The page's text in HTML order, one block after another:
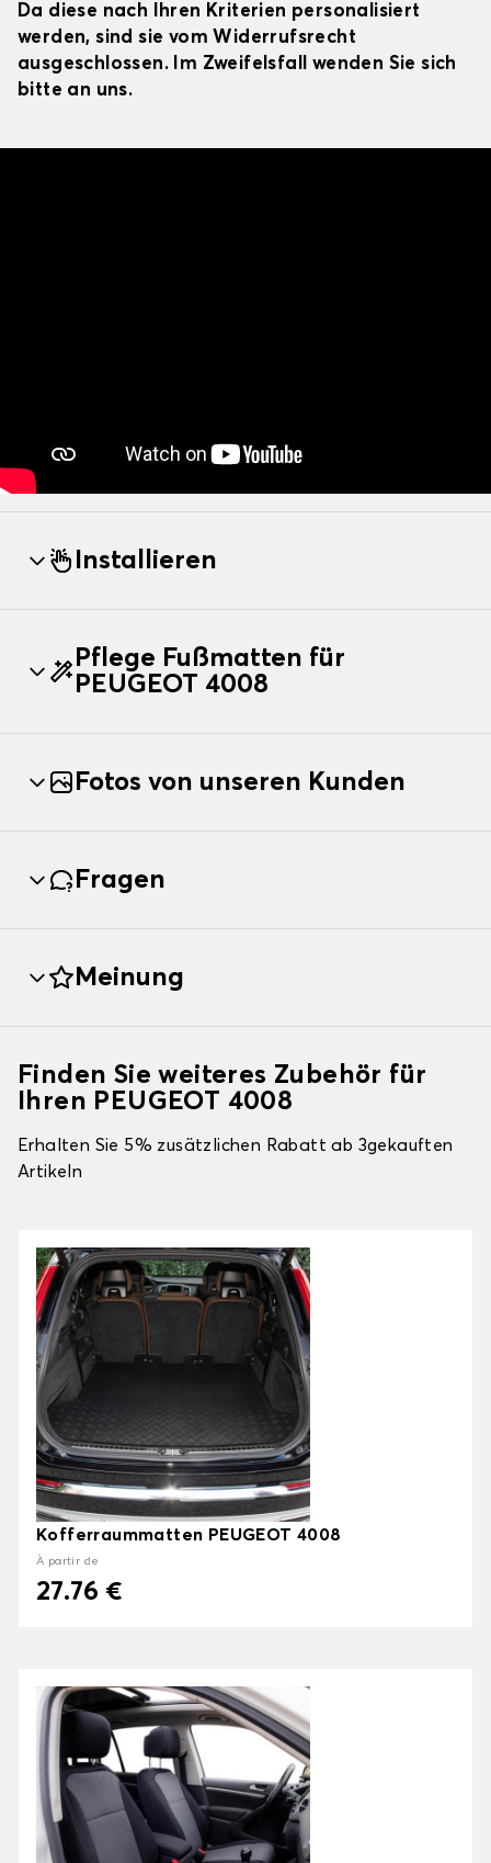
Da diese nach Ihren Kriterien personalisiert
werden, sind sie vom Widerrufsrecht
ausgeschlossen. Im Zweifelsfall wenden Sie sich
bitte an uns.
Installieren
Pflege Fußmatten für
PEUGEOT 4008
Fotos von unseren Kunden
Fragen
Meinung
Finden Sie weiteres Zubehör für
Ihren PEUGEOT 4008
Erhalten Sie 5% zusätzlichen Rabatt ab 3gekauften
Artikeln
Kofferraummatten PEUGEOT 4008
À partir de
27.76 €